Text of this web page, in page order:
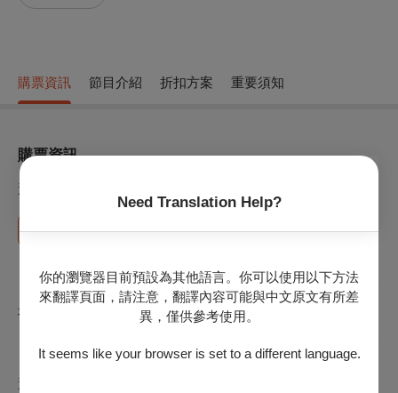
Need Translation Help?
你的瀏覽器目前預設為其他語言。你可以使用以下方法
來翻譯頁面，請注意，翻譯內容可能與中文原文有所差
異，僅供參考使用。
It seems like your browser is set to a different language.
購票資訊 節目介紹 折扣方案 重要須知
購票資訊
選擇場館
臺中國家歌劇院中劇院 真理大學大禮拜堂
場館地址：臺中市西屯區惠來路二段101號
選擇場次